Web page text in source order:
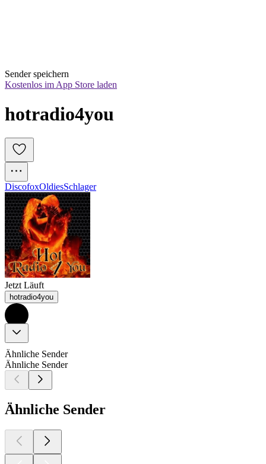
Sender speichern
Kostenlos im App Store laden
hotradio4you
DiscofoxOldiesSchlager
Jetzt Läuft
hotradio4you
Ähnliche Sender
Ähnliche Sender
Ähnliche Sender